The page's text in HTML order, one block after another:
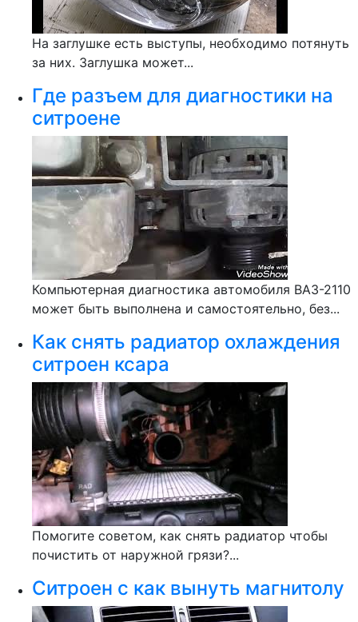
На заглушке есть выступы, необходимо потянуть
за них. Заглушка может...
Где разъем для диагностики на
ситроене
Компьютерная диагностика автомобиля ВАЗ-2110
может быть выполнена и самостоятельно, без...
Как снять радиатор охлаждения
ситроен ксара
Помогите советом, как снять радиатор чтобы
почистить от наружной грязи?...
Ситроен с как вынуть магнитолу